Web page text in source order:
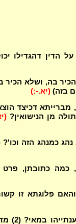
דהגדילו
בה, ושלא הכיר
בזה) (יא.-:)
מברייתא דכיצד
מן הנישואין?
כמנהג הזה וכו'?
כמה כתובתן,
פלוגתא זו
היא אומרת מוכ"ע והוא אומר דרוסת איש,